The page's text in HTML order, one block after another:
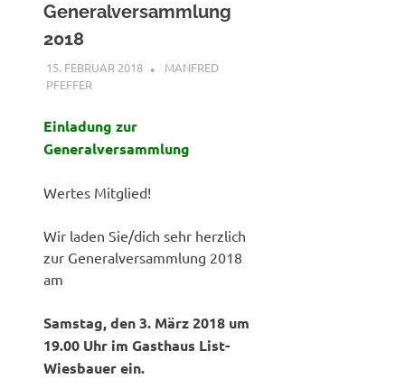
Generalversammlung
2018
15. FEBRUAR 2018
MANFRED
PFEFFERALLGEMEIN
Einladung zur
Generalversammlung
Wertes Mitglied!
Wir laden Sie/dich sehr herzlich
zur Generalversammlung 2018
am
Samstag, den 3. März 2018 um
19.00 Uhr im Gasthaus List-
Wiesbauer ein.